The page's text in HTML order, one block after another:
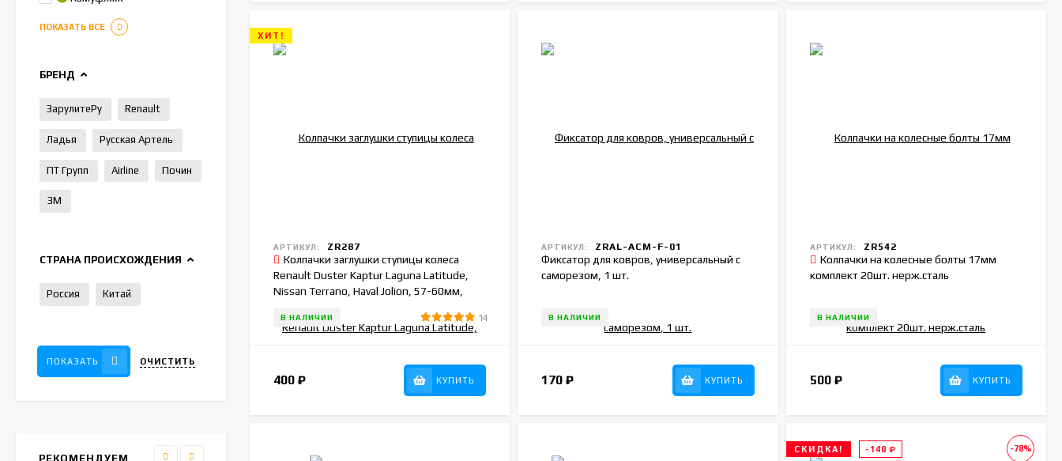
ХИТ!
АРТИКУЛ: ZR287
Колпачки заглушки ступицы колеса
Renault Duster Kaptur Laguna Latitude,
Nissan Terrano, Haval Jolion, 57-60мм,
В НАЛИЧИИ 14
400 ₽ КУПИТЬ
АРТИКУЛ: ZRAL-ACM-F-01
Фиксатор для ковров, универсальный с
саморезом, 1 шт.
В НАЛИЧИИ
170₽ КУПИТЬ
АРТИКУЛ: ZR542
Колпачки на колесные болты 17мм
комплект 20шт. нерж.сталь
В НАЛИЧИИ
500 ₽ КУПИТЬ
-78%
СКИДКА! -140 ₽
ПОКАЗАТЬ ВСЕ
БРЕНД
ЗарулитеРу Renault
Ладья Русская Артель
ПТ Групп Airline Почин
3M
СТРАНА ПРОИСХОЖДЕНИЯ
Россия Китай
ПОКАЗАТЬ ОЧИСТИТЬ
РЕКОМЕНДУЕМ